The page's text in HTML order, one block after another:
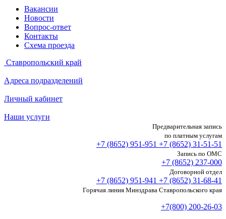
Вакансии
Новости
Вопрос-ответ
Контакты
Схема проезда
Ставропольский край
Адреса подразделений
Личный кабинет
Наши услуги
Предварительная запись
по платным услугам
+7 (8652) 951-951 +7 (8652) 31-51-51
Запись по ОМС
+7 (8652) 237-000
Договорной отдел
+7 (8652) 951-941 +7 (8652) 31-68-41
Горячая линия Минздрава Ставропольского края
+7(800) 200-26-03